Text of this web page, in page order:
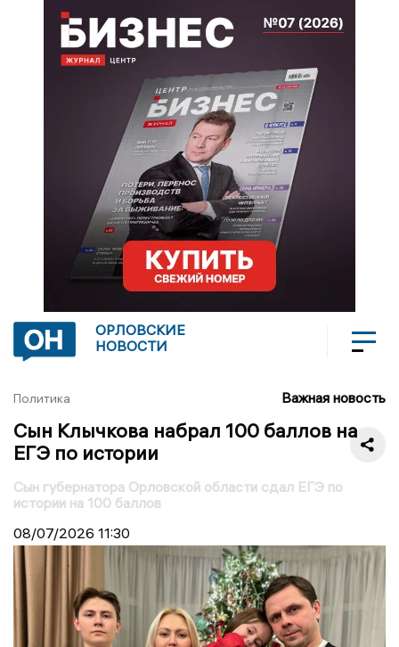
ОРЛОВСКИЕ
НОВОСТИ
Политика Важная новость
Сын Клычкова набрал 100 баллов на
ЕГЭ по истории
Сын губернатора Орловской области сдал ЕГЭ по
истории на 100 баллов
08/07/2026 11:30